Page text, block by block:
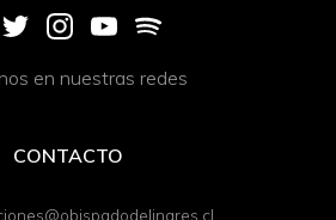
en nuestras redes
CONTACTO